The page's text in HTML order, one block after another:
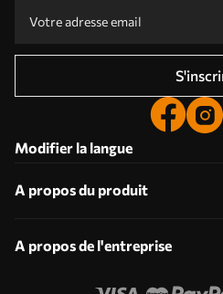
Modifier la langue
A propos du produit
A propos de l'entreprise